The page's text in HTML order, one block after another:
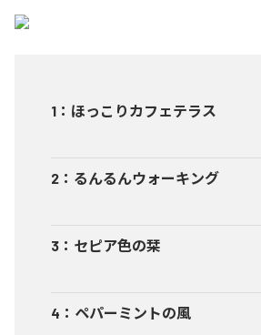
1 ： ほっこりカフェテラス
2 ： るんるんウォーキング
3 ： セピア色の栞
4 ： ペパーミントの風